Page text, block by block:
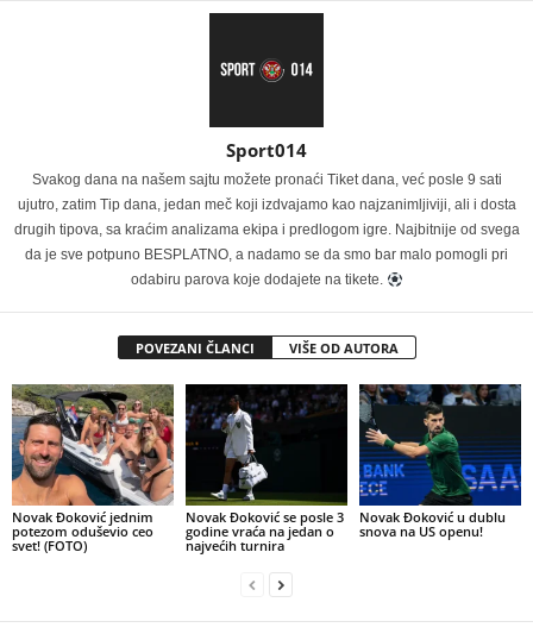
Sport014
Svakog dana na našem sajtu možete pronaći Tiket dana, već posle 9 sati
ujutro, zatim Tip dana, jedan meč koji izdvajamo kao najzanimljiviji, ali i dosta
drugih tipova, sa kraćim analizama ekipa i predlogom igre. Najbitnije od svega
da je sve potpuno BESPLATNO, a nadamo se da smo bar malo pomogli pri
odabiru parova koje dodajete na tikete.
POVEZANI ČLANCI VIŠE OD AUTORA
Novak Đoković jednim
potezom oduševio ceo
svet! (FOTO)
Novak Đoković se posle 3
godine vraća na jedan o
najvećih turnira
Novak Đoković u dublu
snova na US openu!